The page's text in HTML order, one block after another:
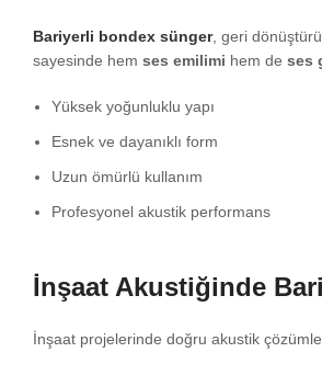
Bariyerli bondex sünger, geri
sayesinde hem ses emilimi hem de ses
Yüksek yoğunluklu yapı
Esnek ve dayanıklı form
Uzun ömürlü kullanım
Profesyonel akustik performans
İnşaat Akustiğinde
İnşaat projelerinde doğru akustik